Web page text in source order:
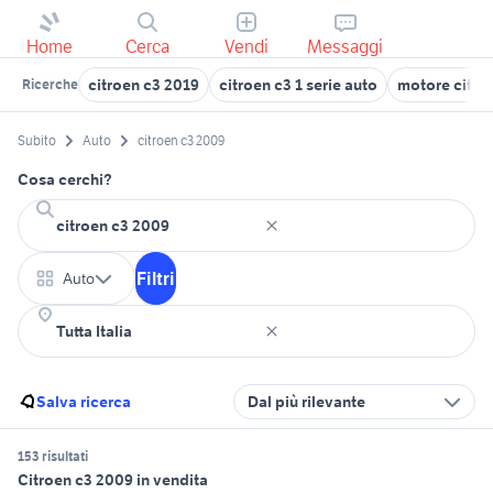
Home Cerca Vendi Messaggi
Ricerche citroen c3 2019 citroen c3 1 serie auto motore
Subito Auto citroen c3 2009
Cosa cerchi?
Auto Filtri
Salva ricerca Dal più rilevante
153 risultati
Citroen c3 2009 in vendita